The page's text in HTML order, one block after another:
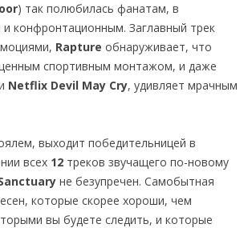
) так полюбилась фанатам, в
конфронтационным. Заглавный трек
Rapture обнаруживает, что
спортивным монтажом, и даже
Netflix Devil May Cry, удивляет мрачным
выходит победительницей в
всех 12 треков звучащего по-новому
не безупречен. Самобытная
которые скорее хороши, чем
вы будете следить, и которые